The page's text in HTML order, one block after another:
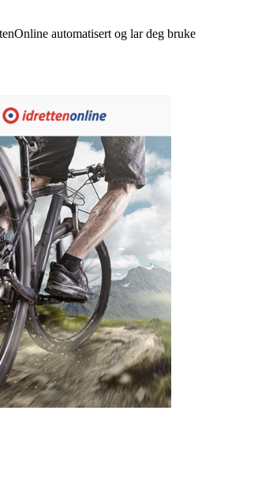
automatisert og lar deg bruke